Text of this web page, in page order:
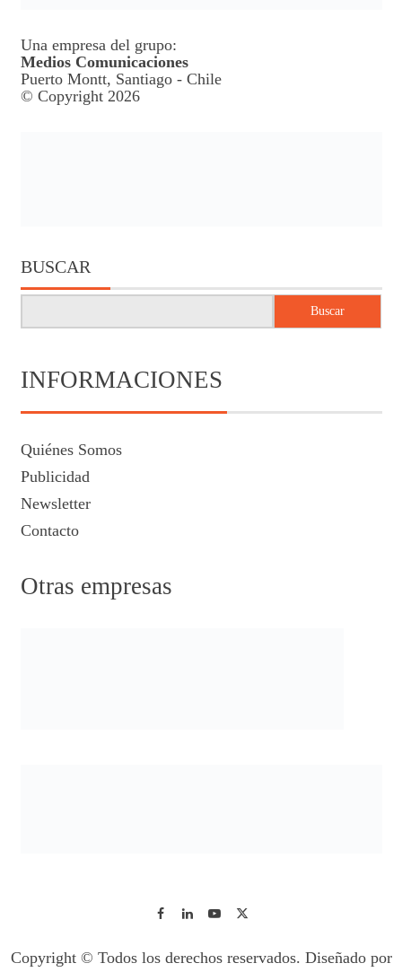
Una empresa del grupo:
Medios Comunicaciones
Puerto Montt, Santiago - Chile
© Copyright 2026
BUSCAR
Buscar
INFORMACIONES
Quiénes Somos
Publicidad
Newsletter
Contacto
Otras empresas
Copyright © Todos los derechos reservados. Diseñado por